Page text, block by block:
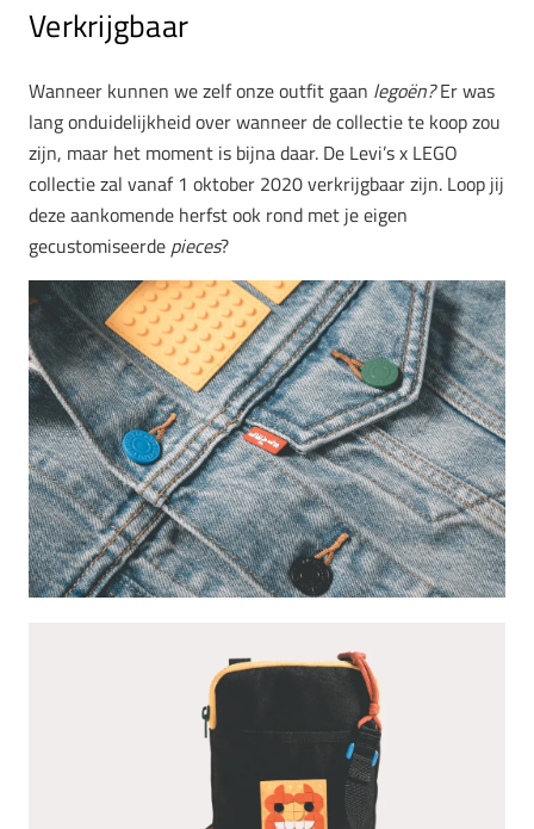
Verkrijgbaar
Wanneer kunnen we zelf onze outfit gaan legoën?Er was
lang onduidelijkheid over wanneer de collectie te koop zou
zijn, maar het moment is bijna daar. De Levi’s x LEGO
collectie zal vanaf 1 oktober 2020 verkrijgbaar zijn. Loop jij
deze aankomende herfst ook rond met je eigen
gecustomiseerde pieces?